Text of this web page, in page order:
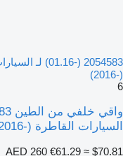
(2016-)
6
السيارات القاطرة Scania L,P,G,R,S-series (2016-)
AED 260 €61.29 ≈ $70.81